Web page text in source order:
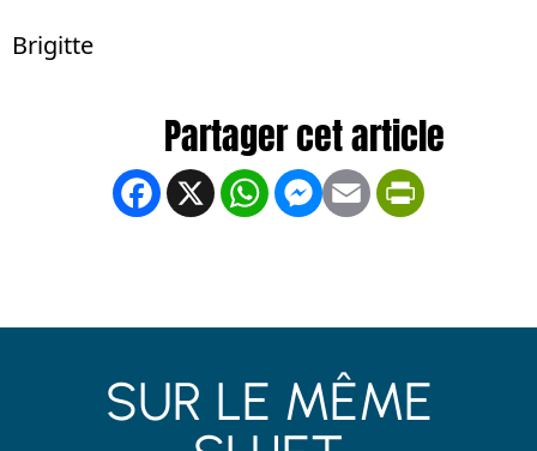
Brigitte
Facebook
X WhatsApp
Messenger
Email
SUR LE MÊME